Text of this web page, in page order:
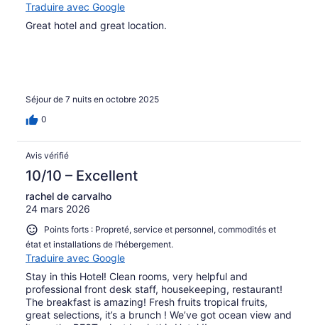
Traduire avec Google
Great hotel and great location.
Séjour de 7 nuits en octobre 2025
0
Avis vérifié
10/10 – Excellent
rachel de carvalho
24 mars 2026
Points forts : Propreté, service et personnel, commodités et
état et installations de l’hébergement.
Traduire avec Google
Stay in this Hotel! Clean rooms, very helpful and
professional front desk staff, housekeeping, restaurant!
The breakfast is amazing! Fresh fruits tropical fruits,
great selections, it’s a brunch ! We’ve got ocean view and